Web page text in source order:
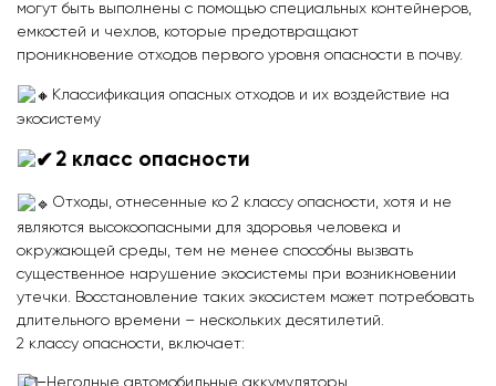
могут быть выполнены с помощью специальных контейнеров,
емкостей и чехлов, которые предотвращают
проникновение отходов первого уровня опасности в почву.
Классификация опасных отходов и их воздействие на
экосистему
2 класс опасности
Отходы, отнесенные ко 2 классу опасности, хотя и не
являются высокоопасными для здоровья человека и
окружающей среды, тем не менее способны вызвать
существенное нарушение экосистемы при возникновении
утечки. Восстановление таких экосистем может потребовать
длительного времени – нескольких десятилетий.
2 классу опасности, включает: